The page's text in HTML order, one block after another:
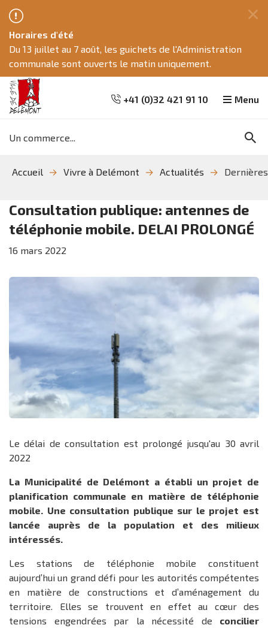
recherche
navigation
Horaires d'été
Du 13 juillet au 7 août, les guichets de l'Administration
communale sont ouverts le matin uniquement.
+41 (0)32 421 91 10
clés
Menu
Accueil Vivre à Delémont Actualités
Consultation publique: antennes de
téléphonie mobile. DELAI PROLONGÉ
16 mars 2022
Le délai de consultation est prolongé jusqu'au 30 avril
2022
La Municipalité de Delémont a établi un projet de
planification communale en matière de téléphonie
mobile. Une consultation publique sur le projet est
lancée auprès de la population et des milieux
intéressés.
Les stations de téléphonie mobile constituent
aujourd’hui un grand défi pour les autorités compétentes
en matière de constructions et d’aménagement du
territoire. Elles se trouvent en effet au cœur des
tensions engendrées par la nécessité de concilier